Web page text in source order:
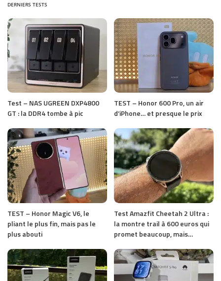
DERNIERS TESTS
Test – NAS UGREEN DXP4800
GT : la DDR4 tombe à pic
TEST – Honor 600 Pro, un air
d’iPhone… et presque le prix
TEST – Honor Magic V6, le
pliant le plus fin, mais pas le
plus abouti
Test Amazfit Cheetah 2 Ultra :
la montre trail à 600 euros qui
promet beaucoup, mais…